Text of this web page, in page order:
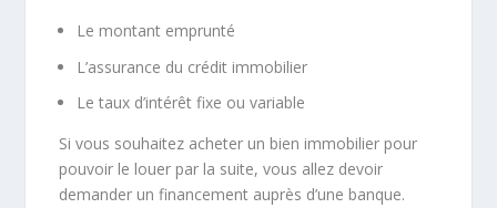
Le montant emprunté
L’assurance du crédit immobilier
Le taux d’intérêt fixe ou variable
Si vous souhaitez acheter un bien immobilier pour
pouvoir le louer par la suite, vous allez devoir
demander un financement auprès d’une banque.